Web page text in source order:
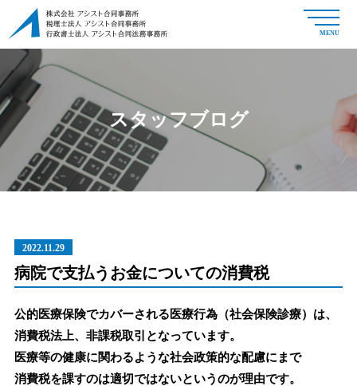
MENU
スタッフブログ
2022.11.29
病院で支払うお金についての消費税
公的医療保険でカバーされる医療行為（社会保険診療）は、
消費税法上、非課税取引となっています。
医療等の健康に関わるような社会政策的な配慮にまで
消費税を課すのは適切ではないというのが理由です。